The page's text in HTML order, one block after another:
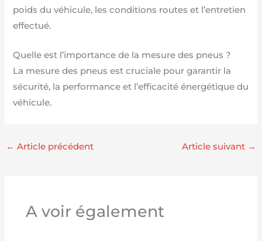
poids du véhicule, les conditions routes et l’entretien
effectué.
Quelle est l’importance de la mesure des pneus ?
La mesure des pneus est cruciale pour garantir la
sécurité, la performance et l’efficacité énergétique du
véhicule.
← Article précédent Article suivant →
A voir également